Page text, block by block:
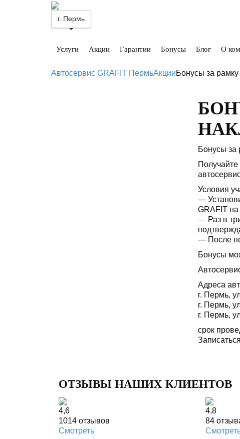
г. Пермь
Услуги Акции Гарантии Бонусы Блог О
Автосервис GRAFIT ПермьАкцииБонусы за рамку
Бонусы за
Получайте
Условия
—
GRAFIT
— Раз в
— После
Бонусы
Адреса
г. Пермь,
г. Пермь,
г. Пермь,
срок
Записаться
ОТЗЫВЫ НАШИХ КЛИЕНТОВ
4,6
1014 отзывов
Смотреть
4,8
84